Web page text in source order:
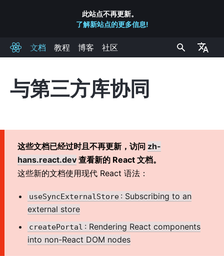
此站点不再更新。
了解新站点的更多信息!
React文档 教程 博客 社区
与第三方库协同
这些文档已经过时且不再更新，访问 zh-
hans.react.dev 查看新的 React 文档。
这些新的文档使用现代 React 语法：
useSyncExternalStore : Subscribing to an
external store
createPortal : Rendering React components
into non-React DOM nodes
安装
在网站中添加 React
创建新的 React 应用
CDN 链接
发布渠道
核心概念
1. Hello World
2. JSX 简介
3. 元素渲染